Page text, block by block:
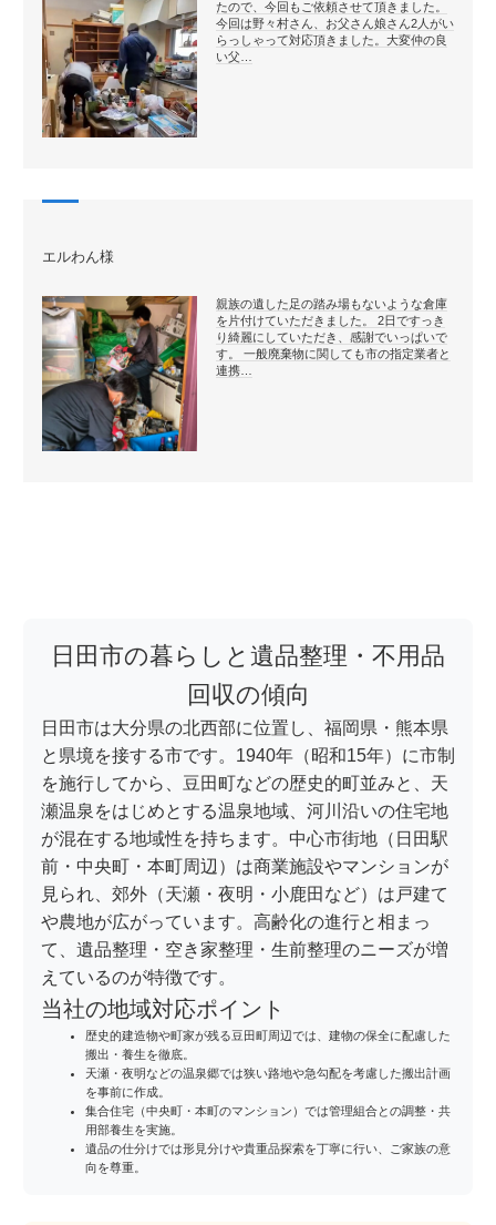
たので、今回もご依頼させて頂きました。
今回は野々村さん、お父さん娘さん2人がい
らっしゃって対応頂きました。大変仲の良
い父…
エルわん様
親族の遺した足の踏み場もないような倉庫
を片付けていただきました。 2日ですっき
り綺麗にしていただき、感謝でいっぱいで
す。 一般廃棄物に関しても市の指定業者と
連携…
日田市の暮らしと遺品整理・不用品
回収の傾向
日田市は大分県の北西部に位置し、福岡県・熊本県
と県境を接する市です。1940年（昭和15年）に市制
を施行してから、豆田町などの歴史的町並みと、天
瀬温泉をはじめとする温泉地域、河川沿いの住宅地
が混在する地域性を持ちます。中心市街地（日田駅
前・中央町・本町周辺）は商業施設やマンションが
見られ、郊外（天瀬・夜明・小鹿田など）は戸建て
や農地が広がっています。高齢化の進行と相まっ
て、遺品整理・空き家整理・生前整理のニーズが増
えているのが特徴です。
当社の地域対応ポイント
歴史的建造物や町家が残る豆田町周辺では、建物の保全に配慮した
搬出・養生を徹底。
天瀬・夜明などの温泉郷では狭い路地や急勾配を考慮した搬出計画
を事前に作成。
集合住宅（中央町・本町のマンション）では管理組合との調整・共
用部養生を実施。
遺品の仕分けでは形見分けや貴重品探索を丁寧に行い、ご家族の意
向を尊重。